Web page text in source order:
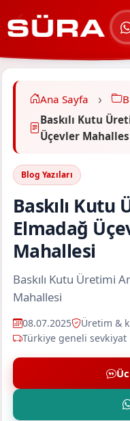
Ana Sayfa
Baskılı Kutu
Üçevler
Blog Yazıları
Baskılı
Elmadağ
Mahallesi
Baskılı Kutu Üretimi
Mahallesi
08.07.2025
Üretim &
Türkiye geneli sevkiyat